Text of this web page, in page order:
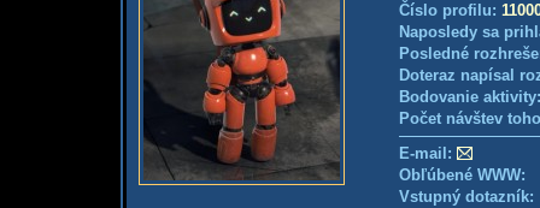
Číslo profilu:
Naposledy sa
Posledné
Doteraz napísal
Bodovanie
Počet návštev
E-mail:
Obľúbené WWW:
Vstupný